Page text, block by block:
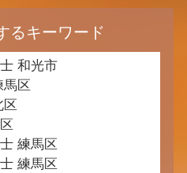
るキーワード
和光市
区
練馬区
練馬区